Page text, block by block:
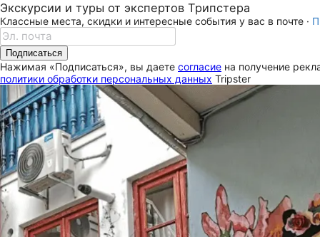
Экскурсии и туры от экспертов Трипстера
Классные места, скидки и интересные события у вас в почте ·
Подписаться
Нажимая «Подписаться», вы даете согласие на получение
политики обработки персональных данных Tripster